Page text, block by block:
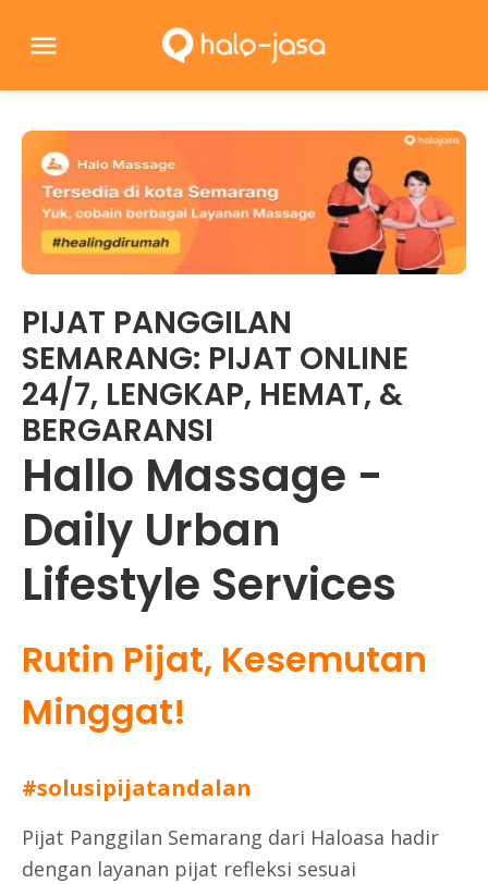
PIJAT PANGGILAN
SEMARANG: PIJAT ONLINE
24/7, LENGKAP, HEMAT, &
BERGARANSI
Hallo Massage -
Daily Urban
Lifestyle Services
Rutin Pijat, Kesemutan
Minggat!
#solusipijatandalan
Pijat Panggilan Semarang dari Haloasa hadir
dengan layanan pijat refleksi sesuai